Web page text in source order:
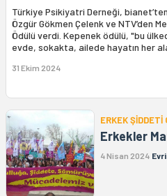
Türkiye Psikiyatri Derneği,
Özgür Gökmen Çelenk ve NTV’den
Ödülü verdi. Kepenek ödülü, "bu
evde, sokakta, ailede hayatın her
31 Ekim 2024
ERKEK
Erkekler
4 Nisan 2024